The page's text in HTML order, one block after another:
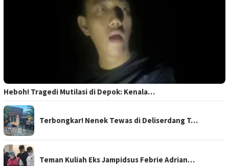
Heboh! Tragedi Mutilasi di Depok: Kenala…
Terbongkar! Nenek Tewas di Deliserdang T…
Teman Kuliah Eks Jampidsus Febrie Adrian…